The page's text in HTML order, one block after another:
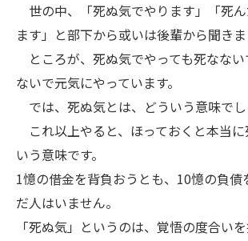
世の中、「死ぬ気でやります」「死
ます」と部下から或いは後輩から聞きま
ところが、死ぬ気でやっても死なな
ないで元気にやっています。
では、死ぬ気とは、どういう意味でし
これ以上やると、ほっておくと本当に
いう意味です。
1憶の借金を背負おうとも、10憶の負債
だ人はいません。
「死ぬ気」というのは、覚悟の度合い